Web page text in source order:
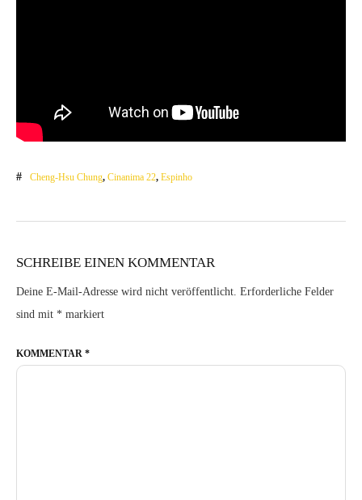
Cheng-Hsu Chung, Cinanima 22, Espinho
SCHREIBE EINEN KOMMENTAR
Deine E-Mail-Adresse wird nicht veröffentlicht. Erforderliche Felder
sind mit * markiert
KOMMENTAR *